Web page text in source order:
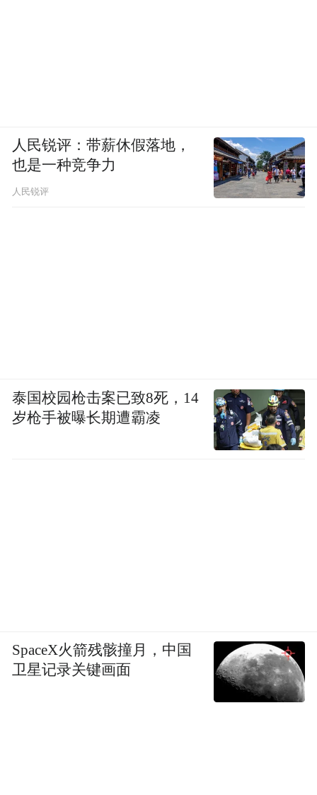
人民锐评：带薪休假落地，
也是一种竞争力
人民锐评
泰国校园枪击案已致8死，14
岁枪手被曝长期遭霸凌
SpaceX火箭残骸撞月，中国
卫星记录关键画面